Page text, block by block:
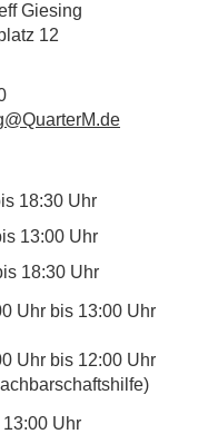
Giesing
12
18:30 Uhr
13:00 Uhr
18:30 Uhr
Uhr bis 13:00 Uhr
Uhr bis 12:00 Uhr
Uhr